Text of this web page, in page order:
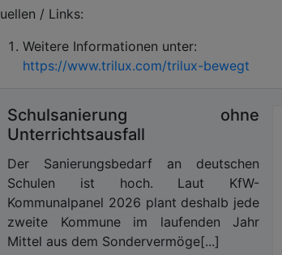
/ Links:
Weitere Informationen unter:
https://www.trilux.com/trilux-bewegt
Schulsanierung ohne
Unterrichtsausfall
Der Sanierungsbedarf an deutschen
Schulen ist hoch. Laut KfW-
Kommunalpanel 2026 plant deshalb jede
zweite Kommune im laufenden Jahr
Mittel aus dem Sondervermöge[...]